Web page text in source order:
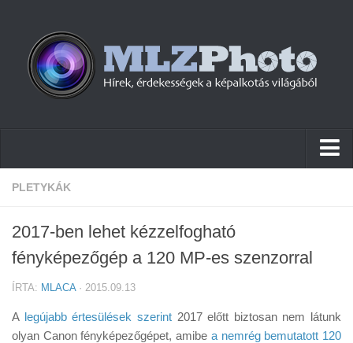
Hírek
Cikkek
Szoftver
Tudástár
PLETYKÁK
2017-ben lehet kézzelfogható
fényképezőgép a 120 MP-es szenzorral
ÍRTA: MLACA· 2015.09.13
A legújabb értesülések szerint2017 előtt biztosan nem látunk
olyan Canon fényképezőgépet, amibe a nemrég bemutatott 120